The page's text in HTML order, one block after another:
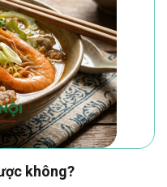
không?